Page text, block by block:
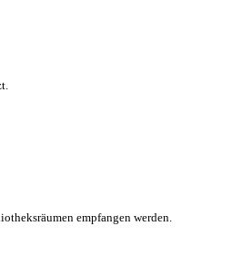
empfangen werden.